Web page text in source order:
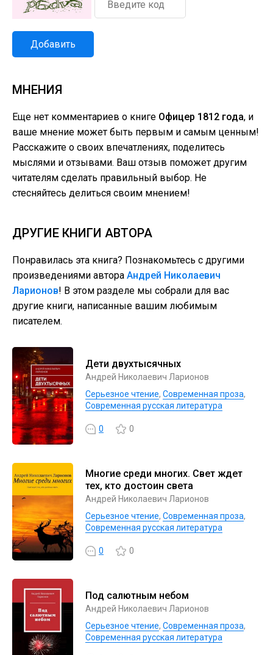
Добавить
МНЕНИЯ
Еще нет комментариев о книге Офицер 1812 года, и
ваше мнение может быть первым и самым ценным!
Расскажите о своих впечатлениях, поделитесь
мыслями и отзывами. Ваш отзыв поможет другим
читателям сделать правильный выбор. Не
стесняйтесь делиться своим мнением!
ДРУГИЕ КНИГИ АВТОРА
Понравилась эта книга? Познакомьтесь с другими
произведениями автора Андрей Николаевич
Ларионов! В этом разделе мы собрали для вас
другие книги, написанные вашим любимым
писателем.
Дети двухтысячных
Андрей Николаевич Ларионов
Серьезное чтение, Современная проза,
Современная русская литература
0 0
Многие среди многих. Свет ждет
тех, кто достоин света
Андрей Николаевич Ларионов
Серьезное чтение, Современная проза,
Современная русская литература
0 0
Под салютным небом
Андрей Николаевич Ларионов
Серьезное чтение, Современная проза,
Современная русская литература